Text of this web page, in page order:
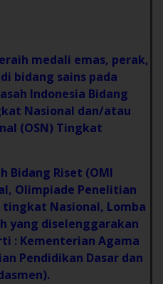
medali emas, perak,
bidang sains pada
Indonesia Bidang
Nasional dan/atau
(OSN) Tingkat
Bidang Riset (OMI
Olimpiade Penelitian
tingkat Nasional, Lomba
yang diselenggarakan
: Kementerian Agama
Pendidikan Dasar dan